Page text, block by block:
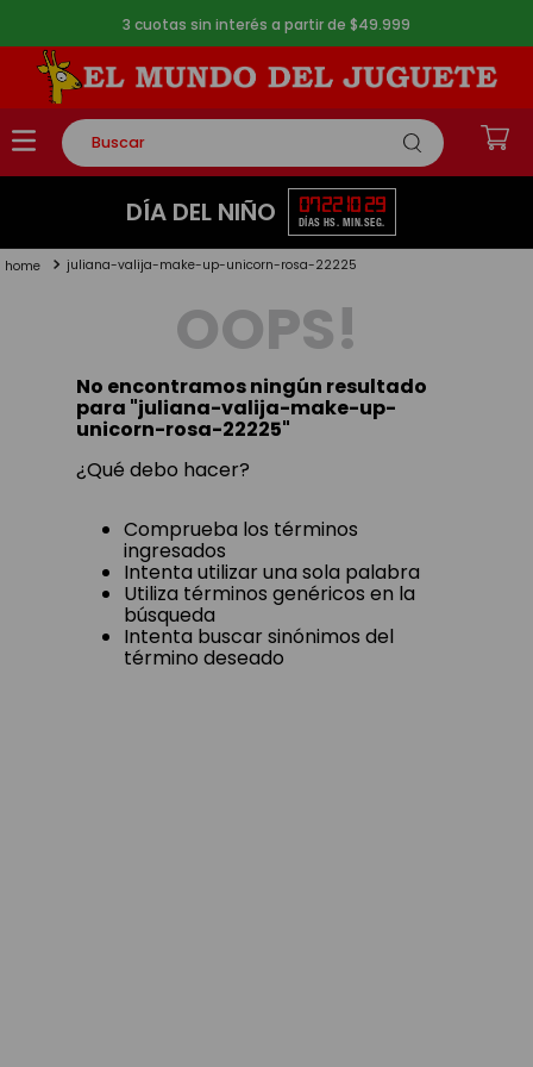
3 cuotas sin interés a partir de $49.999
Buscar
TÉRMINOS MÁS BUSCADOS
2.
lego
toy story
DÍA DEL NIÑO 07
DÍAS
22
HS.
10
MIN.
28
SEG.
juliana-valija-make-up-unicorn-rosa-22225
OOPS!
No encontramos ningún resultado
para "juliana-valija-make-up-
unicorn-rosa-22225"
¿Qué debo hacer?
Comprueba los términos
ingresados
Intenta utilizar una sola palabra
Utiliza términos genéricos en la
búsqueda
Intenta buscar sinónimos del
término deseado